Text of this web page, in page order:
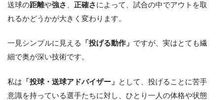
送球の距離や強さ 正確さによって、試合の中でアウトを取
れるかどうかが大きく変わります。
一見シンプルに見える 「投げる動作」 ですが、実はとても繊
細で奥が深い技術です。
私は 「投球・送球アドバイザー」
として、投げることに苦手
意識を持っている選手たちに対し、ひとり一人の体格や状態